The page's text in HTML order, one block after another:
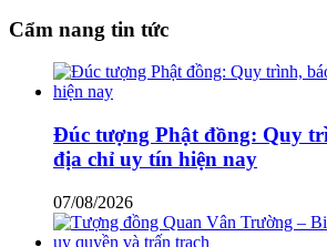
Cẩm nang tin tức
Đúc tượng Phật đồng: Quy
địa chỉ uy tín hiện nay
07/08/2026